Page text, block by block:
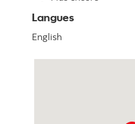
Langues
English